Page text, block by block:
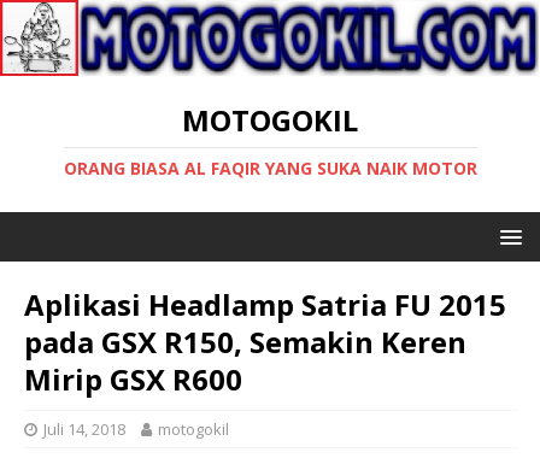
MOTOGOKIL
ORANG BIASA AL FAQIR YANG SUKA NAIK MOTOR
Aplikasi Headlamp Satria FU 2015
pada GSX R150, Semakin Keren
Mirip GSX R600
Juli 14, 2018 motogokil